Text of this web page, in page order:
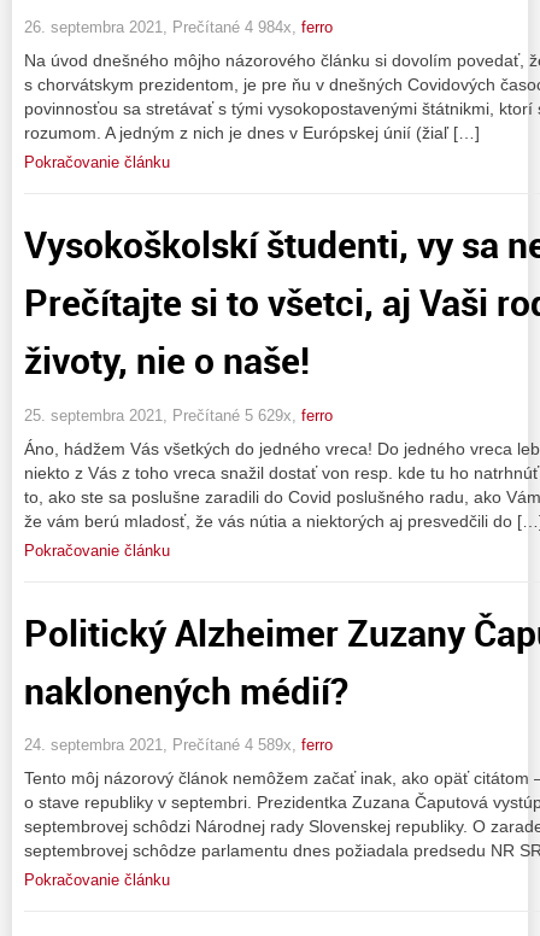
26. septembra 2021, Prečítané 4 984x, ferro
Na úvod dnešného môjho názorového článku si dovolím povedať,
s chorvátskym prezidentom, je pre ňu v dnešných Covidových
povinnosťou sa stretávať s tými vysokopostavenými štátnikmi,
rozumom. A jedným z nich je dnes v Európskej únií (žiaľ […]
Pokračovanie článku
Vysokoškolskí študenti, vy sa
Prečítajte si to všetci, aj Vaši
životy, nie o naše!
25. septembra 2021, Prečítané 5 629x, ferro
Áno, hádžem Vás všetkých do jedného vreca! Do jedného vreca
niekto z Vás z toho vreca snažil dostať von resp. kde tu ho
to, ako ste sa poslušne zaradili do Covid poslušného radu, ako
že vám berú mladosť, že vás nútia a niektorých aj presvedčili do
Pokračovanie článku
Politický Alzheimer Zuzany
naklonených médií?
24. septembra 2021, Prečítané 4 589x, ferro
Tento môj názorový článok nemôžem začať inak, ako opäť citátom
o stave republiky v septembri. Prezidentka Zuzana Čaputová
septembrovej schôdzi Národnej rady Slovenskej republiky. O
septembrovej schôdze parlamentu dnes požiadala predsedu NR
Pokračovanie článku